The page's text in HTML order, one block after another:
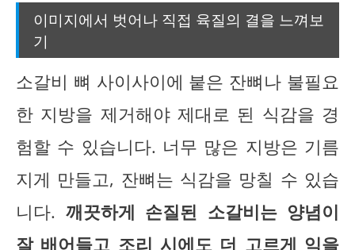
이미지에서 벗어나 직접 육질의 결을 느껴보
기
소갈비 뼈 사이사이에 붙은 잔뼈나 불필요
한 지방을 제거해야 제대로 된 식감을 경
험할 수 있습니다. 너무 많은 지방은 기름
지게 만들고, 잔뼈는 식감을 망칠 수 있습
니다. 깨끗하게 손질된 소갈비는 양념이
잘 배어들고 조리 시에도 더 고르게 익을